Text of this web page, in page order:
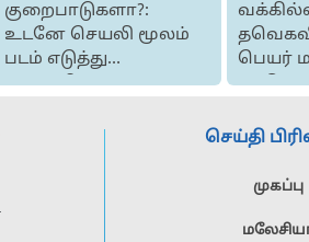
குறைபாடுகளா?:
உடனே செயலி மூலம்
படம் எடுத்து
அனுப்பினால்
பெயர்
செய்தி
முகப்பு